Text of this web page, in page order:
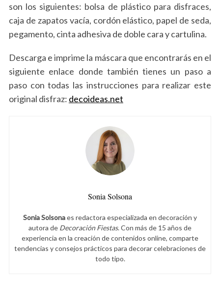
son los siguientes: bolsa de plástico para disfraces,
caja de zapatos vacía, cordón elástico, papel de seda,
pegamento, cinta adhesiva de doble cara y cartulina.
Descarga e imprime la máscara que encontrarás en el
siguiente enlace donde también tienes un paso a
paso con todas las instrucciones para realizar este
original disfraz: decoideas.net
Sonia Solsona
Sonia Solsonaes redactora especializada en decoración y
autora de Decoración Fiestas. Con más de 15 años de
experiencia en la creación de contenidos online, comparte
tendencias y consejos prácticos para decorar celebraciones de
todo tipo.